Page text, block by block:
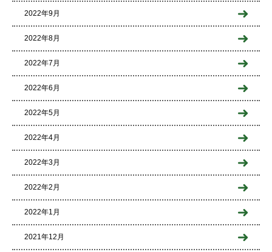
2022年9月
2022年8月
2022年7月
2022年6月
2022年5月
2022年4月
2022年3月
2022年2月
2022年1月
2021年12月